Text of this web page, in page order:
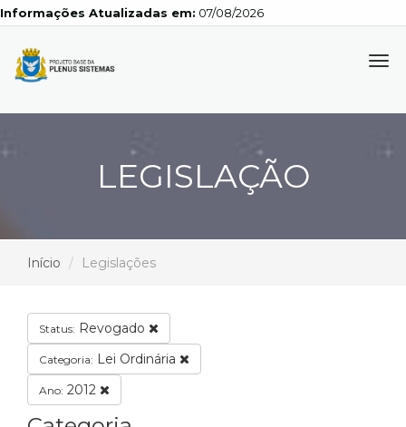
Atualizadas em: 07/08/2026
LEGISLAÇÃO
Início Legislações
Status: Revogado
Categoria: Lei Ordinária
Ano: 2012